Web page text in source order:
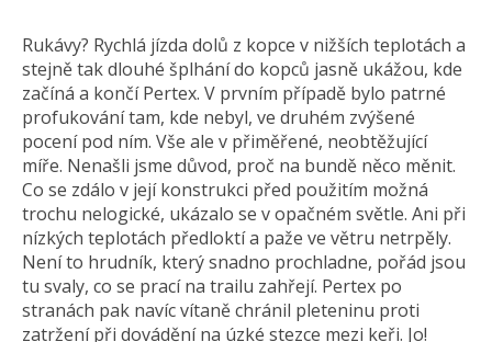
Rukávy? Rychlá jízda dolů z kopce v nižších teplotách a
stejně tak dlouhé šplhání do kopců jasně ukážou, kde
začíná a končí Pertex. V prvním případě bylo patrné
profukování tam, kde nebyl, ve druhém zvýšené
pocení pod ním. Vše ale v přiměřené, neobtěžující
míře. Nenašli jsme důvod, proč na bundě něco měnit.
Co se zdálo v její konstrukci před použitím možná
trochu nelogické, ukázalo se v opačném světle. Ani při
nízkých teplotách předloktí a paže ve větru netrpěly.
Není to hrudník, který snadno prochladne, pořád jsou
tu svaly, co se prací na trailu zahřejí. Pertex po
stranách pak navíc vítaně chránil pleteninu proti
zatržení při dovádění na úzké stezce mezi keři. Jo!